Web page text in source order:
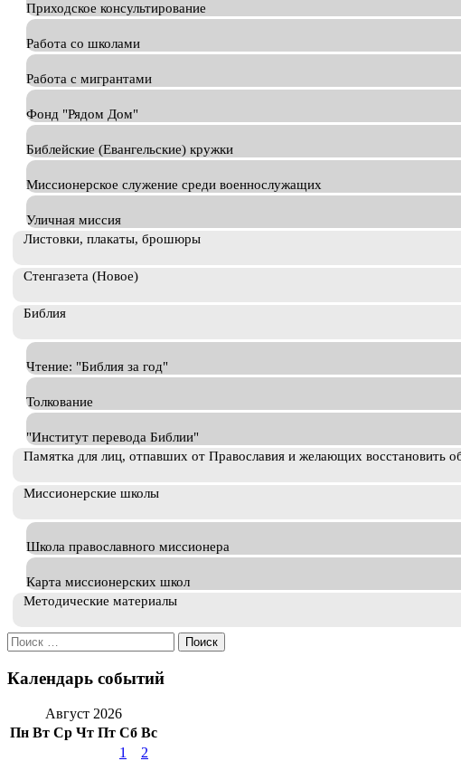
Приходское консультирование
Работа со школами
Работа с мигрантами
Фонд "Рядом Дом"
Библейские (Евангельские) кружки
Миссионерское служение среди военнослужащих
Уличная миссия
Листовки, плакаты, брошюры
Стенгазета (Новое)
Библия
Чтение: "Библия за год"
Толкование
"Институт перевода Библии"
Памятка для лиц, отпавших от Православия и желающих восстановить
Миссионерские школы
Школа православного миссионера
Карта миссионерских школ
Методические материалы
Искать:
Календарь событий
Август 2026
Пн Вт Ср Чт Пт Сб Вс
1
2